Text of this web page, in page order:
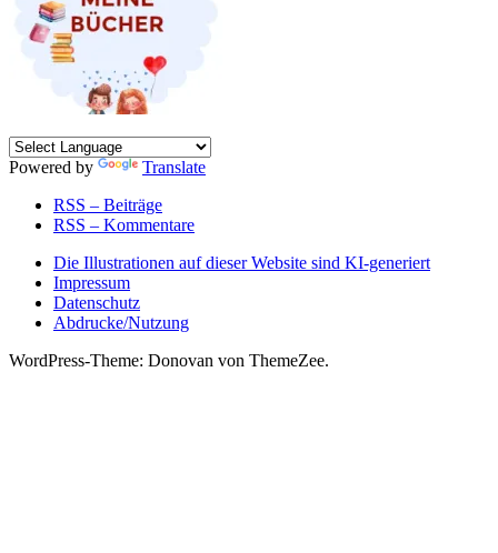
Powered by
Translate
RSS – Beiträge
RSS – Kommentare
Die Illustrationen auf dieser Website sind KI-generiert
Impressum
Datenschutz
Abdrucke/Nutzung
WordPress-Theme: Donovan von ThemeZee.